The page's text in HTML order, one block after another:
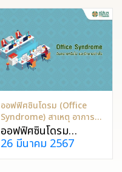
ออฟฟิศซินโดรม (Office
Syndrome) สาเหตุ อาการ
วิธีรักษาและป้องกัน
ออฟฟิศซินโดรม
(Office Syndrome)
สาเหตุ อาการ วิธีรักษา
26 มีนาคม 2567